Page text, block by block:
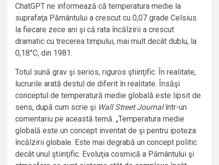
ChatGPT ne informează că temperatura medie la
suprafaţa Pământului a crescut cu 0,07 grade Celsius
la fiecare zece ani şi că rata încălzirii a crescut
dramatic cu trecerea timpului, mai mult decât dublu, la
0,18°C, din 1981.
Totul sună grav şi serios, riguros ştiinţific. În realitate,
lucrurile arată destul de diferit în realitate. Însăşi
conceptul de temperatură medie globală este lipsit de
sens, după cum scrie şi Wall Street Journalîntr-un
comentariu pe această temă. „Temperatura medie
globală este un concept inventat de şi pentru ipoteza
încălzirii globale. Este mai degrabă un concept politic
decât unul ştiinţific. Evoluţia cosmică a Pământului şi